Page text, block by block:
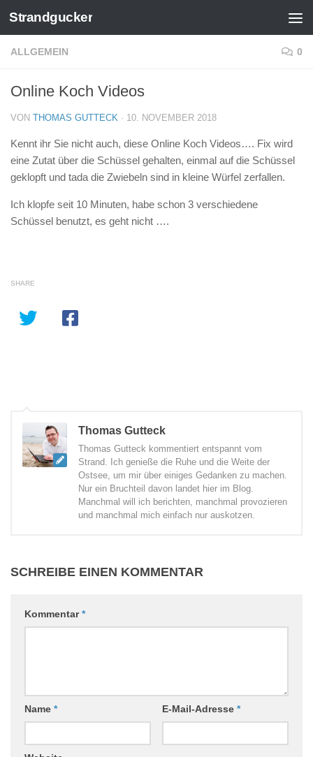
Zum Inhalt springen
Strandgucker
ALLGEMEIN 0
Online Koch Videos
VON THOMAS GUTTECK · 10. NOVEMBER 2018
Kennt ihr Sie nicht auch, diese Online Koch Videos…. Fix wird
eine Zutat über die Schüssel gehalten, einmal auf die Schüssel
geklopft und tada die Zwiebeln sind in kleine Würfel zerfallen.
Ich klopfe seit 10 Minuten, habe schon 3 verschiedene
Schüssel benutzt, es geht nicht ….
SHARE
Thomas Gutteck
Thomas Gutteck kommentiert entspannt vom
Strand. Ich genieße die Ruhe und die Weite der
Ostsee, um mir über einiges Gedanken zu machen.
Nur ein Bruchteil davon landet hier im Blog.
Manchmal will ich berichten, manchmal provozieren
und manchmal mich einfach nur auskotzen.
SCHREIBE EINEN KOMMENTAR
Kommentar*
Name * E-Mail-Adresse *